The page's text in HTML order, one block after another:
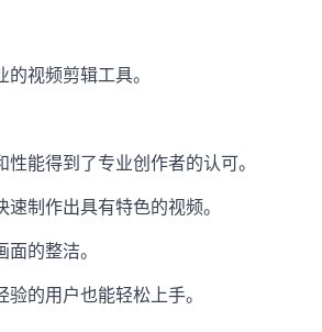
视频剪辑工具。
能得到了专业创作者的认可。
制作出具有特色的视频。
的整洁。
的用户也能轻松上手。